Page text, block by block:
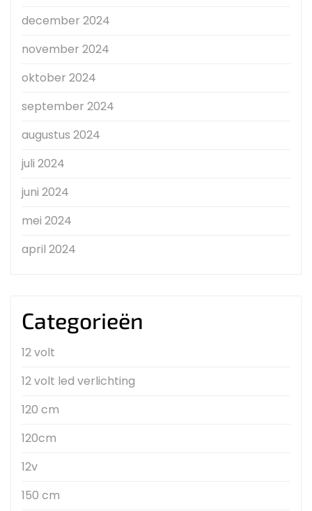
december 2024
november 2024
oktober 2024
september 2024
augustus 2024
juli 2024
juni 2024
mei 2024
april 2024
Categorieën
12 volt
12 volt led verlichting
120 cm
120cm
12v
150 cm